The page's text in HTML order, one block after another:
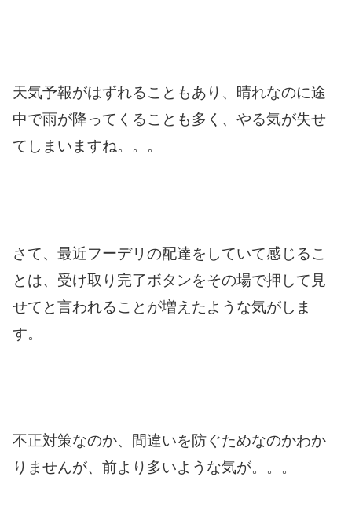
天気予報がはずれることもあり、晴れなのに途
中で雨が降ってくることも多く、やる気が失せ
てしまいますね。。。
さて、最近フーデリの配達をしていて感じるこ
とは、受け取り完了ボタンをその場で押して見
せてと言われることが増えたような気がしま
す。
不正対策なのか、間違いを防ぐためなのかわか
りませんが、前より多いような気が。。。